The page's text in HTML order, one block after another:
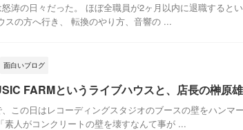
怒涛の日々だった。 ほぼ全職員が2ヶ月以内に退職する
スの方へ行き、 転換のやり方、音響の ...
面白いブログ
FARMというライブハウスと、店長の榊原
この日はレコーディングスタジオのブースの壁をハン
人がコンクリートの壁を壊すなんて事が ...